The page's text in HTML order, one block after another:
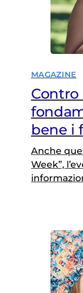
MAGAZINE
Contro
bene i
Anche
Week”,
possibile
pazienti